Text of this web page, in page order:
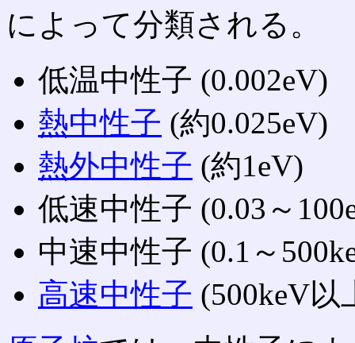
によって分類される。
低温中性子 (0.002eV)
熱中性子 (約0.025eV)
熱外中性子 (約1eV)
低速中性子 (0.03～
中速中性子 (0.1～
高速中性子 (500keV以